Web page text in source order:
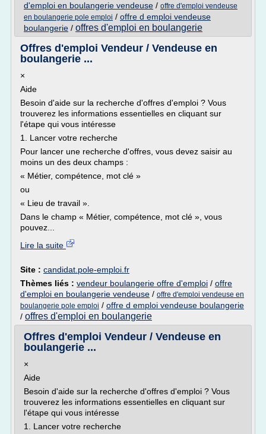
d'emploi en boulangerie vendeuse / offre d'emploi vendeuse
en boulangerie pole emploi / offre d emploi vendeuse
boulangerie / offres d'emploi en boulangerie
Offres d'emploi Vendeur / Vendeuse en
boulangerie ...
×
Aide
Besoin d'aide sur la recherche d'offres d'emploi ? Vous
trouverez les informations essentielles en cliquant sur
l'étape qui vous intéresse
1. Lancer votre recherche
Pour lancer une recherche d'offres, vous devez saisir au
moins un des deux champs :
« Métier, compétence, mot clé »
ou
« Lieu de travail ».
Dans le champ « Métier, compétence, mot clé », vous
pouvez...
Lire la suite
Site : candidat.pole-emploi.fr
Thèmes liés : vendeur boulangerie offre d'emploi / offre
d'emploi en boulangerie vendeuse / offre d'emploi vendeuse en
boulangerie pole emploi / offre d emploi vendeuse boulangerie
/ offres d'emploi en boulangerie
Offres d'emploi Vendeur / Vendeuse en
boulangerie ...
×
Aide
Besoin d'aide sur la recherche d'offres d'emploi ? Vous
trouverez les informations essentielles en cliquant sur
l'étape qui vous intéresse
1. Lancer votre recherche